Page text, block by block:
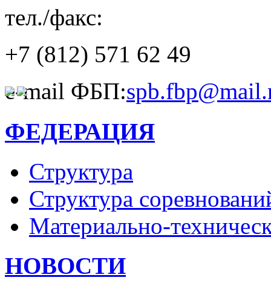
тел./факс:
+7 (812) 571 62 49
e-mail ФБП:
ФЕДЕРАЦИЯ
Структура
Структура
Материально-
НОВОСТИ